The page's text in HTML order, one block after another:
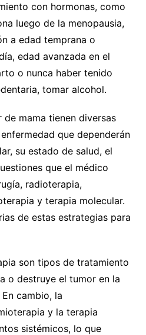
con hormonas, como
luego de la menopausia,
a edad temprana o
edad avanzada en el
o nunca haber tenido
tomar alcohol.
de mama tienen diversas
que dependerán
su estado de salud, el
que el médico
radioterapia,
y terapia molecular.
de estas estrategias para
son tipos de tratamiento
o destruye el tumor en la
cambio, la
y la terapia
sistémicos, lo que